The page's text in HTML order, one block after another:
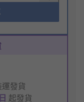
運發貨
起發貨